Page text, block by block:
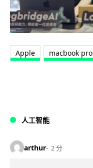
Apple macbook pro
人工智能
arthur 2 分